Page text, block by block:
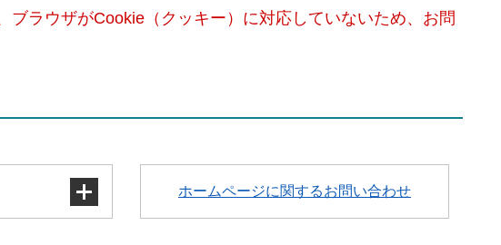
ラウザがCookie（クッキー）に対応していないため、お問
ホームページに関するお問い合わせ